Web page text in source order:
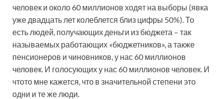
человек и около 60 миллионов ходят на выборы (явка
уже двадцать лет колеблется близ цифры 50%). То
есть людей, получающих деньги из бюджета – так
называемых работающих «бюджетников», а также
пенсионеров и чиновников, у нас 60 миллионов
человек. И голосующих у нас 60 миллионов человек. И
что­то мне кажется, что в значительной степени это
одни и те же люди.